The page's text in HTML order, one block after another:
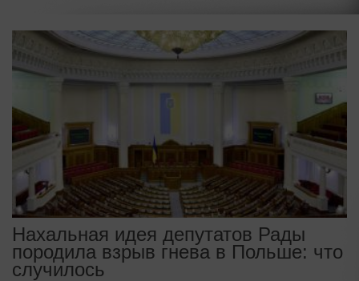
Нахальная идея депутатов Рады
породила взрыв гнева в Польше: что
случилось